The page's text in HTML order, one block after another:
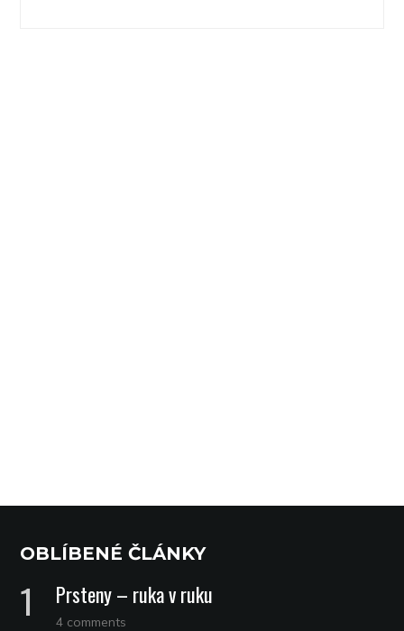
OBLÍBENÉ ČLÁNKY
Prsteny – ruka v ruku
4 comments